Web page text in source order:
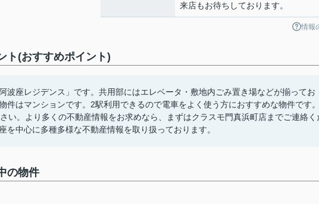
来店もお待ちしております。
情報
ト(おすすめポイント)
波座レジデンス」です。共用部にはエレベータ・敷地内ごみ置き場などが揃ってお
件はマンションです。2駅利用できるので電車をよく使う方におすすめな物件です
い。より多くの不動産情報をお求めなら、まずはクラスモ門真浜町店までご連絡く
を中心に多種多様な不動産情報を取り扱っております。
の物件